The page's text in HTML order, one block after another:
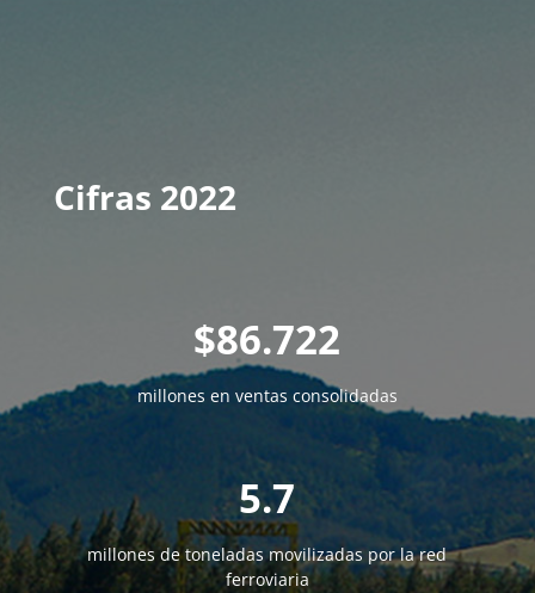
Cifras 2022
86.722
millones en ventas consolidadas
5.7
millones de toneladas movilizadas por la red
ferroviaria